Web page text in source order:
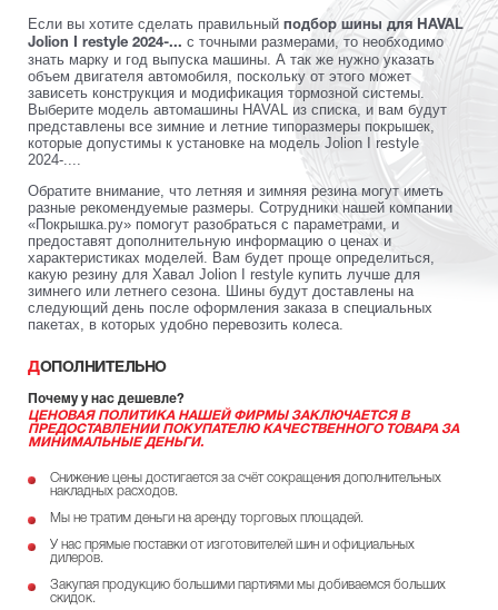
Если вы хотите сделать правильный подбор шины для HAVAL
Jolion I restyle 2024-... с точными размерами, то необходимо
знать марку и год выпуска машины. А так же нужно указать
объем двигателя автомобиля, поскольку от этого может
зависеть конструкция и модификация тормозной системы.
Выберите модель автомашины HAVAL из списка, и вам будут
представлены все зимние и летние типоразмеры покрышек,
которые допустимы к установке на модель Jolion I restyle
2024-....
Обратите внимание, что летняя и зимняя резина могут иметь
разные рекомендуемые размеры. Сотрудники нашей компании
«Покрышка.ру» помогут разобраться с параметрами, и
предоставят дополнительную информацию о ценах и
характеристиках моделей. Вам будет проще определиться,
какую резину для Хавал Jolion I restyle купить лучше для
зимнего или летнего сезона. Шины будут доставлены на
следующий день после оформления заказа в специальных
пакетах, в которых удобно перевозить колеса.
ДОПОЛНИТЕЛЬНО
Почему у нас дешевле?
ЦЕНОВАЯ ПОЛИТИКА НАШЕЙ ФИРМЫ ЗАКЛЮЧАЕТСЯ В
ПРЕДОСТАВЛЕНИИ ПОКУПАТЕЛЮ КАЧЕСТВЕННОГО ТОВАРА ЗА
МИНИМАЛЬНЫЕ ДЕНЬГИ.
Снижение цены достигается за счёт сокращения дополнительных
накладных расходов.
Мы не тратим деньги на аренду торговых площадей.
У нас прямые поставки от изготовителей шин и официальных
дилеров.
Закупая продукцию большими партиями мы добиваемся больших
скидок.